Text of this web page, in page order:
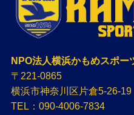
NPO法人横浜かもめスポー
〒221-0865
横浜市神奈川区片倉5-26-19
TEL：090-4006-7834